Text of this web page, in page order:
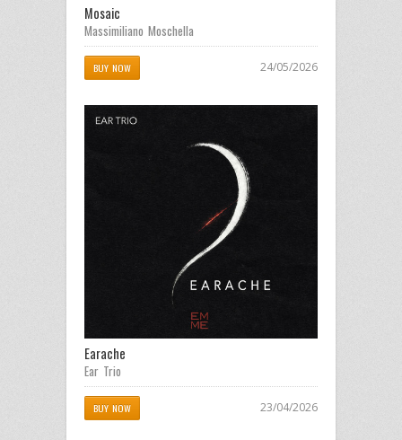
Mosaic
Massimiliano Moschella
BUY NOW 24/05/2026
Earache
Ear Trio
BUY NOW 23/04/2026